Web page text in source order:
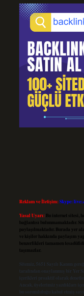
Reklam ve İletişim:Skype:
Yasal Uyarı: Bu internet sitesi,
bağlantısı bulunmamaktadır.
paylaşılmaktadır. Burada yer
ve kişiler hakkında paylaşım
benzerlikleri tamamen
taşımazlar.
Sitemiz, 5651 Sayılı Kanun
tarafından onaylanmış bir Yer
içerikleri proaktif olarak
Ancak, üyelerimiz yazdıkları
bu sorumluluğu kabul etmiş